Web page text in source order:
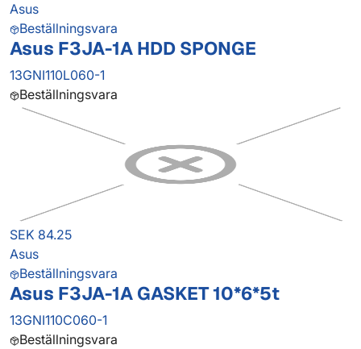
Asus
Beställningsvara
Asus F3JA-1A HDD SPONGE
13GNI110L060-1
Beställningsvara
SEK 84.25
Asus
Beställningsvara
Asus F3JA-1A GASKET 10*6*5t
13GNI110C060-1
Beställningsvara